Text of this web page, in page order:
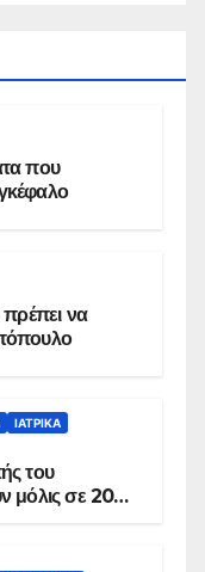
που
πρέπει να
ΙΑΤΡΙΚΆ
του
μόλις σε 20